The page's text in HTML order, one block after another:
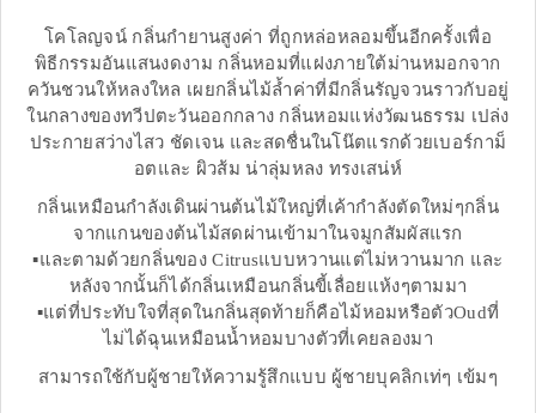
โคโลญจน์ กลิ่นกำยานสูงค่า ที่ถูกหล่อหลอมขึ้นอีกครั้งเพื่อ
พิธีกรรมอันแสนงดงาม กลิ่นหอมที่แฝงภายใต้ม่านหมอกจาก
ควันชวนให้หลงใหล เผยกลิ่นไม้ล้ำค่าที่มีกลิ่นรัญจวนราวกับอยู่
ในกลางของทวีปตะวันออกกลาง กลิ่นหอมแห่งวัฒนธรรม เปล่ง
ประกายสว่างไสว ชัดเจน และสดชื่นในโน๊ตแรกด้วยเบอร์กาม็
อตและ ผิวส้ม น่าลุ่มหลง ทรงเสน่ห์
กลิ่นเหมือนกำลังเดินผ่านต้นไม้ใหญ่ที่เค้ากำลังตัดใหม่ๆกลิ่น
จากแกนของต้นไม้สดผ่านเข้ามาในจมูกสัมผัสแรก
▪️และตามด้วยกลิ่นของ Citrusแบบหวานแต่ไม่หวานมาก และ
หลังจากนั้นก็ได้กลิ่นเหมือนกลิ่นขี้เลื่อยแห้งๆตามมา
▪️แต่ที่ประทับใจที่สุดในกลิ่นสุดท้ายก็คือไม้หอมหรือตัวOudที่
ไม่ได้ฉุนเหมือนน้ำหอมบางตัวที่เคยลองมา
สามารถใช้กับผู้ชายให้ความรู้สึกแบบ ผู้ชายบุคลิกเท่ๆ เข้มๆ